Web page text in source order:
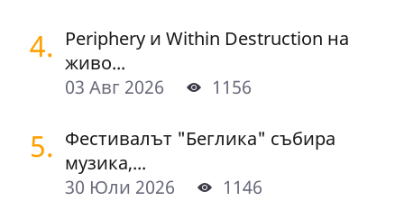
4. Periphery и Within Destruction на
живо...
03 Авг 2026
1156
5. Фестивалът "Беглика" събира
музика,...
30 Юли 2026
1146